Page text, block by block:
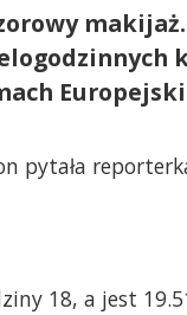
pytała
18, a jest